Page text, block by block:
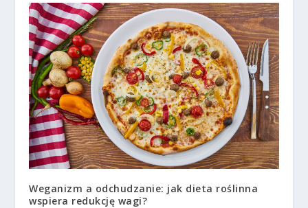
Weganizm a odchudzanie: jak dieta roślinna
wspiera redukcję wagi?